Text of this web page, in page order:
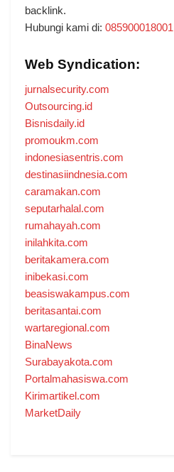
backlink.
Hubungi kami di: 085900018001
Web Syndication:
jurnalsecurity.com
Outsourcing.id
Bisnisdaily.id
promoukm.com
indonesiasentris.com
destinasiindnesia.com
caramakan.com
seputarhalal.com
rumahayah.com
inilahkita.com
beritakamera.com
inibekasi.com
beasiswakampus.com
beritasantai.com
wartaregional.com
BinaNews
Surabayakota.com
Portalmahasiswa.com
Kirimartikel.com
MarketDaily